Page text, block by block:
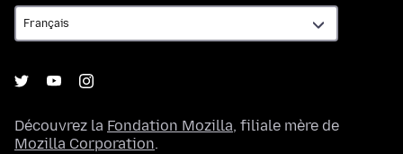
Découvrez la Fondation Mozilla, filiale mère de
Mozilla Corporation.